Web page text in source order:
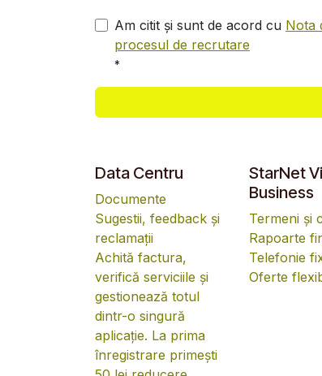
Am citit și sunt de acord cu Nota
procesul de recrutare
*
Data Centru
Documente
Sugestii, feedback și
reclamații
Achită factura,
verifică serviciile și
gestionează totul
dintr-o singură
aplicație. La prima
înregistrare primești
StarNet
Business
Termeni și
Rapoarte
Telefonie
Oferte